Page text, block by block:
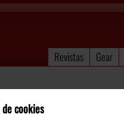
Revistas Gear
cookies